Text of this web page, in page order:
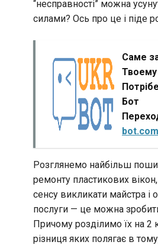
“несправності” можна
силами? Ось про це і піде
Саме
Твоему
Бот
bot.com
Розглянемо найбільш
ремонту пластикових
сенсу викликати майстра і
послуги — це можна
Причому розділимо їх на 2
різниця яких полягає в